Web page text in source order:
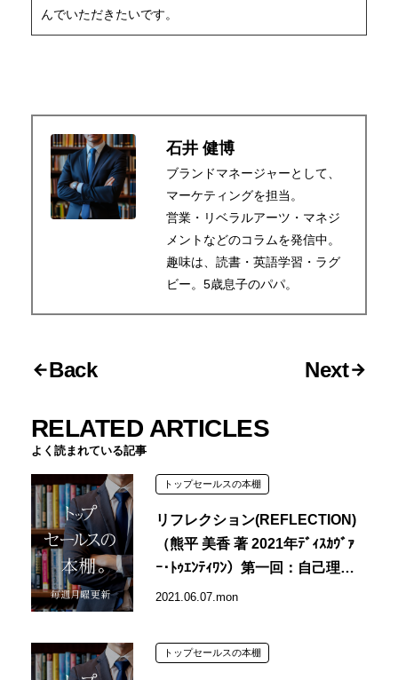
んでいただきたいです。
石井 健博
ブランドマネージャーとして、
マーケティングを担当。
営業・リベラルアーツ・マネジ
メントなどのコラムを発信中。
趣味は、読書・英語学習・ラグ
ビー。5歳息子のパパ。
Back Next
RELATED ARTICLES
よく読まれている記事
リフレクション(REFLECTION)
（熊平 美香 著 2021年ﾃﾞｨｽｶｳﾞｧ
ｰ･ﾄｩｴﾝﾃｨﾜﾝ）第一回：自己理解
編～忙しい日々に振り返る時間
歩抜け出そう～
2021.06.07.mon
トップセールスの本棚
トップセールスの本棚